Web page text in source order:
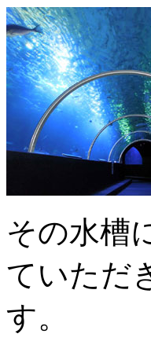
その水槽
ていただ
す。